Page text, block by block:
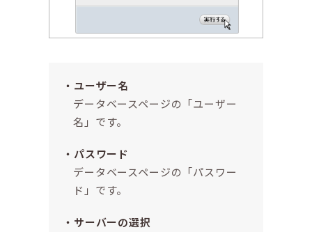
ユーザー名
データベースページの「ユーザー
名」です。
パスワード
データベースページの「パスワー
ド」です。
サーバーの選択